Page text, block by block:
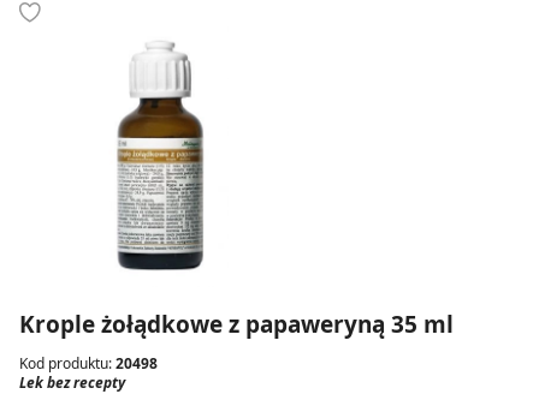
Krople żołądkowe z papaweryną 35 ml
Kod produktu:20498
Lek bez recepty